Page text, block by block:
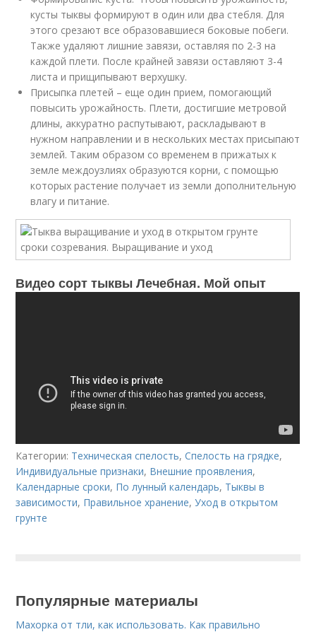
кусты тыквы формируют в один или два стебля. Для
этого срезают все образовавшиеся боковые побеги.
Также удаляют лишние завязи, оставляя по 2-3 на
каждой плети. После крайней завязи оставляют 3-4
листа и прищипывают верхушку.
Присыпка плетей – еще один прием, помогающий
повысить урожайность. Плети, достигшие метровой
длины, аккуратно распутывают, раскладывают в
нужном направлении и в нескольких местах присыпают
землей. Таким образом со временем в прижатых к
земле междоузлиях образуются корни, с помощью
которых растение получает из земли дополнительную
влагу и питание.
Видео сорт тыквы Лечебная. Мой опыт
Категории: Техническая спелость,Спелость на грядке,
Индивидуальные признаки, Внешние проявления,
Календарные сроки, По лунный календарь, Тыквы в
зависимости, Правильное хранение,Уход в открытом
грунте
Популярные материалы
Махорка от тли, как использовать. Как правильно